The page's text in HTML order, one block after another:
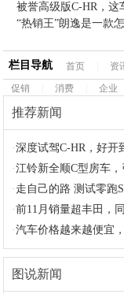
被誉高级版C-HR，这
“热销王”朗逸是一款
栏目导航 首页 资
促销
消费 企业
推荐新闻
·深度试驾C-HR，好开
·江铃新全顺C型房车
· 走自己的路 测试零跑
·前11月销量超丰田，
·汽车价格越来越便宜
图说新闻